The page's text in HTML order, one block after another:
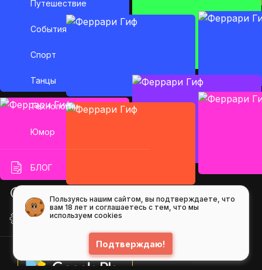
Путешествие
События
Спорт
Танцы
Технологии
Юмор
БЛОГ
API GIFS
Пользуясь нашим сайтом, вы подтверждаете, что
вам 18 лет и соглашаетесь с тем, что мы
используем cookies
Подтверждаю!